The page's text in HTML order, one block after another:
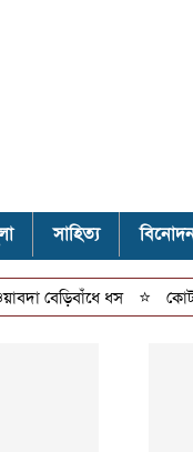
সাহিত্য
ধস ⭐ কোটচাঁদপুরে